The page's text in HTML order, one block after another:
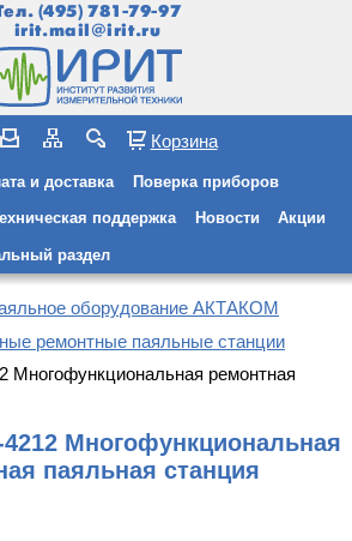
(495) 781-79-97
irit.mail@irit.ru
Корзина
и доставка Поверка приборов
поддержка Новости Акции
раздел
оборудование АКТАКОМ
ремонтные паяльные станции
ремонтная
Многофункциональная
паяльная станция